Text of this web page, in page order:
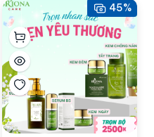
45%